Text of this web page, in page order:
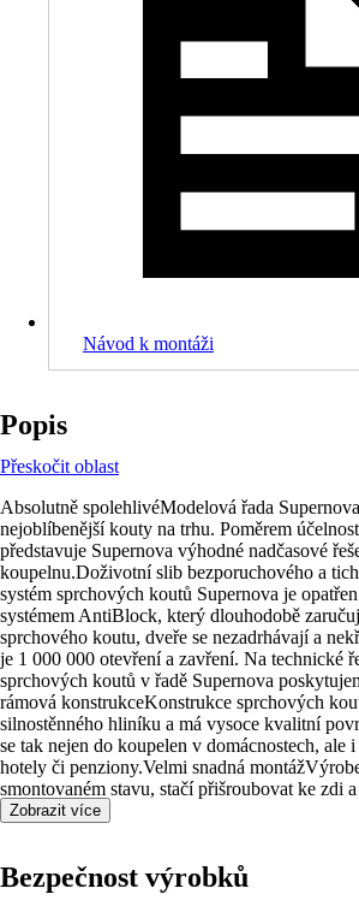
Návod k montáži
Popis
Přeskočit oblast
Absolutně spolehlivéModelová řada
nejoblíbenější kouty na trhu. Poměrem
představuje Supernova výhodné nadčasové
koupelnu.Doživotní slib bezporuchového a
systém sprchových koutů Supernova je
systémem AntiBlock, který dlouhodobě
sprchového koutu, dveře se nezadrhávají a
je 1 000 000 otevření a zavření. Na technické
sprchových koutů v řadě Supernova
rámová konstrukceKonstrukce sprchových
silnostěnného hliníku a má vysoce kvalitní
se tak nejen do koupelen v domácnostech, ale
hotely či penziony.Velmi snadná
smontovaném stavu, stačí přišroubovat ke zdi
Zobrazit více
Bezpečnost výrobků